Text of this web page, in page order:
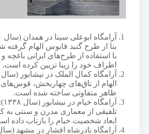
بنا از طرح گنبد قابوس الهام
با استفاده از طرح‌های ایرانی
اطراف خود را زیبا تزیین کرده است.
الهام از تاق‌های چهاربخش، قوس‌های
ظاهر متفاوتی ساخته شده است.
تلفیقی از معماری مدرن و سنتی به
ابعاد شخصیت خیام را بازتاب داده